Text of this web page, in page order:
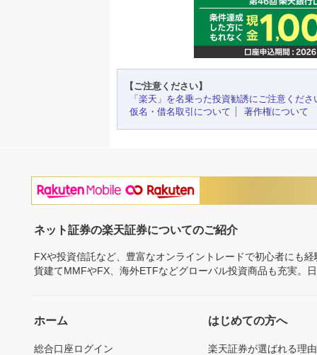
【ご注意ください】
「楽天」を名乗った投資勧誘にご注意くださ
仮名・借名取引について
著作権について
ネット証券の楽天証券についてのご紹介
FXや投資信託など、豊富なオンライントレードで初心者にも
貨建てMMFやFX、海外ETFなどグローバル投資商品も充実。
ホーム
総合口座ログイン
はじめての方へ
楽天証券が選ばれる理由